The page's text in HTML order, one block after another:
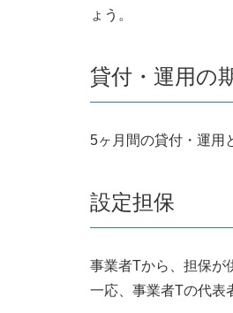
ょう。
貸付・運用の
5ヶ月間の貸付・運用
設定担保
事業者Tから、担保が
一応、事業者Tの代表